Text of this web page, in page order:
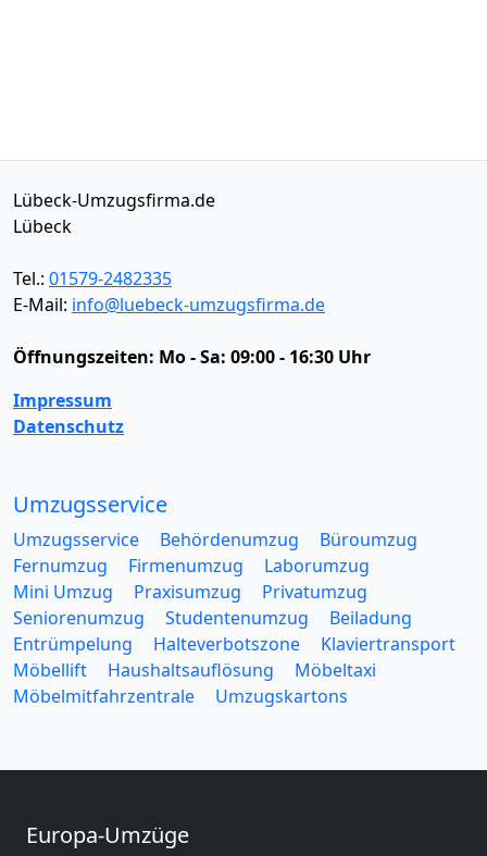
Lübeck-Umzugsfirma.de
Lübeck
Tel.: 01579-2482335
E-Mail: info@luebeck-umzugsfirma.de
Öffnungszeiten: Mo - Sa: 09:00 - 16:30 Uhr
Impressum
Datenschutz
Umzugsservice
Umzugsservice Behördenumzug
Büroumzug
Fernumzug
Firmenumzug
Laborumzug
Mini Umzug
Praxisumzug
Privatumzug
Seniorenumzug
Studentenumzug
Beiladung
Entrümpelung
Halteverbotszone
Klaviertransport
Möbellift
Haushaltsauflösung
Möbeltaxi
Möbelmitfahrzentrale
Umzugskartons
Europa-Umzüge